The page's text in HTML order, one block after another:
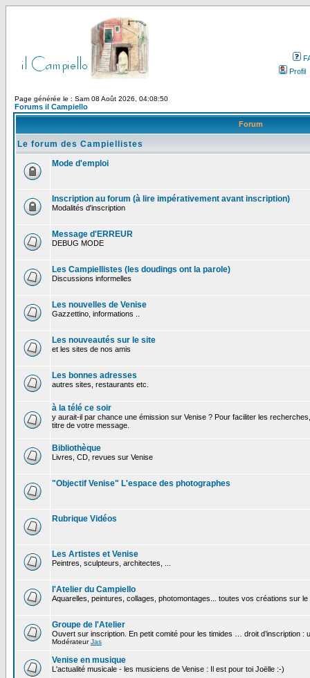
Profil
Page générée le : Sam 08 Août 2026, 04:08:50
Forums il Campiello
Forum
Le forum des Campiellistes
Mode d'emploi
Inscription au forum (à lire impérativement avant inscription)
Modalités d'inscription
Message d'ERREUR
DEBUG MODE
Les Campiellistes (les doudings ont la parole)
Discussions informelles
Les nouvelles de Venise
Gazzettino, informations ..
Les nouveautés sur le site
et les sites de nos amis
Les bonnes adresses
autres sites, restaurants etc.
à la télé ce soir
y aurait-il par chance une émission sur Venise ? Pour faciliter les
titre de votre message.
Bibliothèque
Livres, CD, revues sur Venise
"Objectif Venise" L'espace des photographes
Rubrique Vidéos
Les Artistes et Venise
Peintres, sculpteurs, architectes, ...
l'Atelier du Campiello
Aquarelles, peintures, collages, photomontages... toutes vos créations sur le
Groupe de l'Atelier
Ouvert sur inscription. En petit comité pour les timides … droit d’inscription :
ModérateurJas
Venise en musique
L'actualité musicale - les musiciens de Venise : Il est pour toi Joëlle :-)